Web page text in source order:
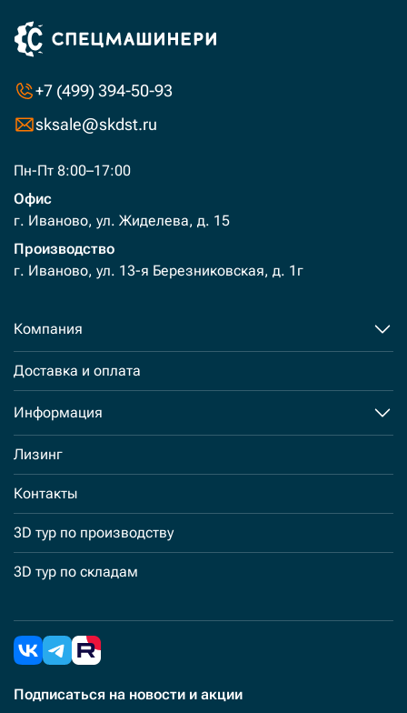
+7 (499) 394-50-93
sksale@skdst.ru
Пн-Пт 8:00–17:00
Офис
г. Иваново, ул. Жиделева, д. 15
Производство
г. Иваново, ул. 13-я Березниковская, д. 1г
Компания
Доставка и оплата
Информация
Лизинг
Контакты
3D тур по производству
3D тур по складам
Подписаться на новости и акции